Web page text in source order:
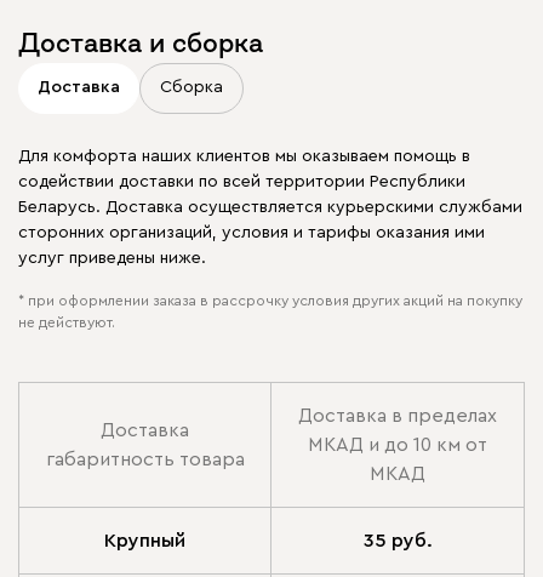
Доставка и сборка
Доставка Сборка
Для комфорта наших клиентов мы оказываем помощь в
содействии доставки по всей территории Республики
Беларусь. Доставка осуществляется курьерскими службами
сторонних организаций, условия и тарифы оказания ими
услуг приведены ниже.
* при оформлении заказа в рассрочку условия других акций на покупку
не действуют.
Доставка
габаритность товара
Доставка в пределах
МКАД и до 10 км от
МКАД
Крупный 35 руб.